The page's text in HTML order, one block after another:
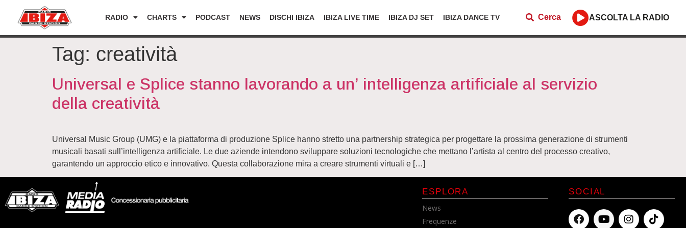
RADIO CHARTS PODCAST NEWS DISCHI IBIZA IBIZA LIVE TIME IBIZA DJ SET IBIZA DANCE TV Cerca ASCOLTA LA RADIO
Tag: creatività
Universal e Splice stanno lavorando a un’ intelligenza artificiale al servizio
della creatività
Universal Music Group (UMG) e la piattaforma di produzione Splice hanno stretto una partnership strategica per progettare la prossima generazione di strumenti
musicali basati sull’intelligenza artificiale. Le due aziende intendono sviluppare soluzioni tecnologiche che mettano l’artista al centro del processo creativo,
garantendo un approccio etico e innovativo. Questa collaborazione mira a creare strumenti virtuali e […]
ESPLORA
News
Frequenze
SOCIAL